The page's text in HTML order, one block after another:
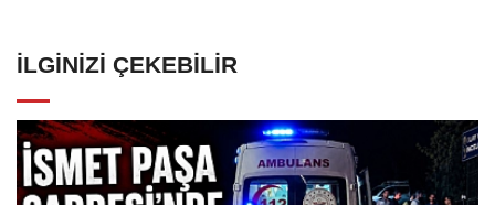
İLGINIZI ÇEKEBILIR